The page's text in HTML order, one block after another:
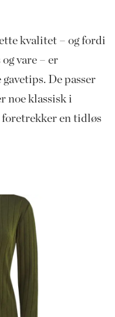
kvalitet – og fordi
vare – er
De passer
noe klassisk i
foretrekker en tidløs